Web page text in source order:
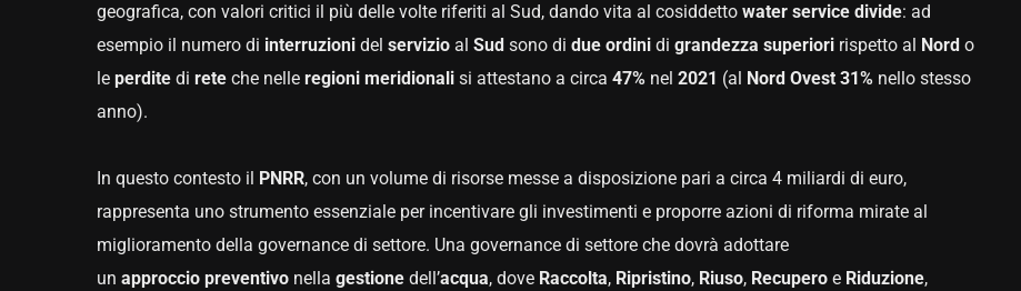
geografica, con valori critici il più delle volte riferiti al Sud, dando vita al cosiddetto water service divide: ad
esempio il numero di interruzionidel servizioal Sud sono di due ordinidi grandezza superioririspetto al Nord o
le perditedi reteche nelle regioni meridionalisi attestano a circa 47%nel 2021 (al Nord Ovest 31%nello stesso
anno).
In questo contesto il PNRR, con un volume di risorse messe a disposizione pari a circa 4 miliardi di euro,
rappresenta uno strumento essenziale per incentivare gli investimenti e proporre azioni di riforma mirate al
miglioramento della governance di settore. Una governance di settore che dovrà adottare
un approccio preventivo nella gestione dell’acqua, dove Raccolta, Ripristino, Riuso, Recupero e Riduzione,